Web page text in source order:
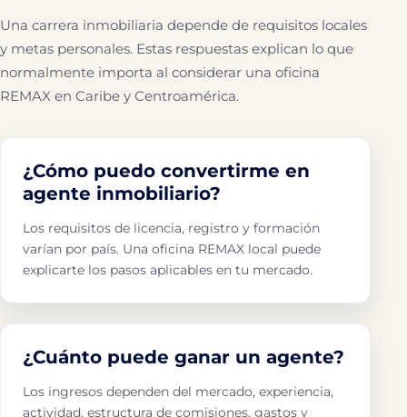
Una carrera inmobiliaria depende de requisitos locales
y metas personales. Estas respuestas explican lo que
normalmente importa al considerar una oficina
REMAX en Caribe y Centroamérica.
¿Cómo puedo convertirme en
agente inmobiliario?
Los requisitos de licencia, registro y formación
varían por país. Una oficina REMAX local puede
explicarte los pasos aplicables en tu mercado.
¿Cuánto puede ganar un agente?
Los ingresos dependen del mercado, experiencia,
actividad, estructura de comisiones, gastos y